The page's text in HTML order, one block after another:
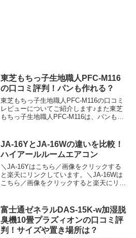
東芝もちっ子生地職人PFC-M116
の口コミ評判！パンも作れる？
東芝もちっ子生地職人PFC-M116の口コミ
レビューについてご紹介します♪また東芝
もちっ子生地職人PFC-M116は、パンも作
JA-16YとJA-16Wの違いを比較！
ハイアールルームエアコン
＼JA-16Yはこちら／画像をクリックする
と楽天にリンクしています。＼JA-16Wは
こちら／画像をクリックすると楽天にリン
説します。ハイアールルームエアコ...
富士通ゼネラルDAS-15K-w加湿脱
臭機10畳プラズィオンの口コミ評
判！サイズや置き場所は？